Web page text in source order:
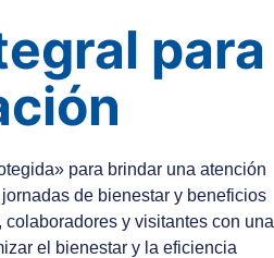
para
para brindar una atención
de bienestar y beneficios
y visitantes con una
el bienestar y la eficiencia